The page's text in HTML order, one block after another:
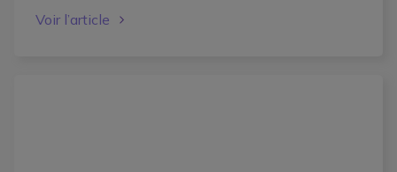
Voir l’article